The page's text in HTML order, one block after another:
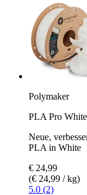
Polymaker
PLA Pro White
Neue,
PLA in White
€ 24,99
(€ 24,99 / kg)
5.0 (2)